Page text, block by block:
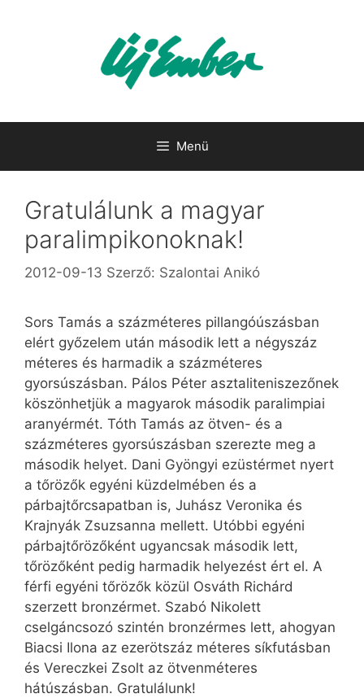
Menü
Gratulálunk a magyar
paralimpikonoknak!
2012-09-13 Szerző: Szalontai Anikó
Sors Tamás a százméteres pillangóúszásban
elért győzelem után második lett a négyszáz
méteres és harmadik a százméteres
gyorsúszásban. Pálos Péter asztaliteniszezőnek
köszönhetjük a magyarok második paralimpiai
aranyérmét. Tóth Tamás az ötven- és a
százméteres gyorsúszásban szerezte meg a
második helyet. Dani Gyöngyi ezüstérmet nyert
a tőrözők egyéni küzdelmében és a
párbajtőrcsapatban is, Juhász Veronika és
Krajnyák Zsuzsanna mellett. Utóbbi egyéni
párbajtőrözőként ugyancsak második lett,
tőrözőként pedig harmadik helyezést ért el. A
férfi egyéni tőrözők közül Osváth Richárd
szerzett bronzérmet. Szabó Nikolett
cselgáncsozó szintén bronzérmes lett, ahogyan
Biacsi Ilona az ezerötszáz méteres síkfutásban
és Vereczkei Zsolt az ötvenméteres
hátúszásban. Gratulálunk!